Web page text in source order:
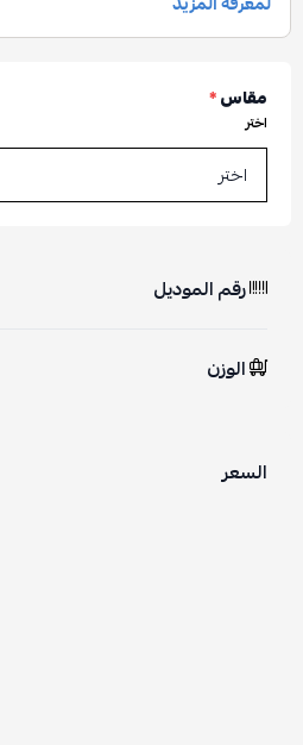
مقاس*
اختر
رقم الموديل
الوزن
السعر